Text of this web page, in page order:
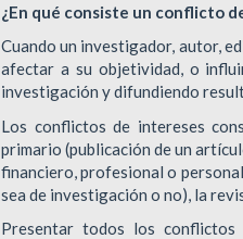
¿En qué consiste un conflicto
Cuando un investigador, autor,
afectar a su objetividad, o
investigación y difundiendo
Los conflictos de intereses
primario (publicación de un
financiero, profesional o
sea de investigación o no), la
Presentar todos los